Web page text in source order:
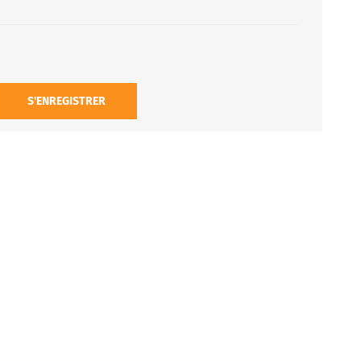
S'ENREGISTRER